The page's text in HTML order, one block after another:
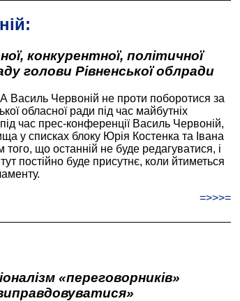
конкурентної, політичної
голови Рівненської облради
Василь Червоній не проти поборотися за
обласної ради під час майбутніх
час прес-конференції Василь Червоній,
у списках блоку Юрія Костенка та Івана
що останній не буде редагуватися, і
постійно буде присутнє, коли йтиметься
=>>>=
«переговорників»